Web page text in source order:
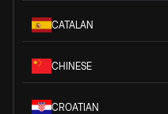
CATALAN
CHINESE
CROATIAN